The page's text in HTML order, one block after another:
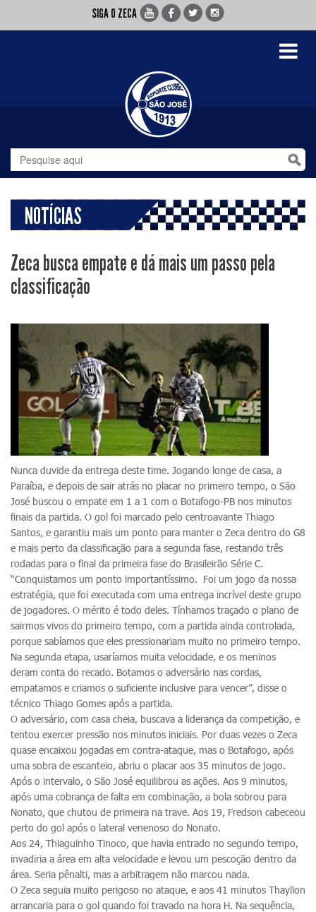
SIGA O ZECA
Toggle
NOTÍCIAS
Zeca busca empate e dá mais um passo pela
classificação
Nunca duvide da entrega deste time. Jogando longe de casa, a
Paraíba, e depois de sair atrás no placar no primeiro tempo, o São
José buscou o empate em 1 a 1 com o Botafogo-PB nos minutos
finais da partida. O gol foi marcado pelo centroavante Thiago
Santos, e garantiu mais um ponto para manter o Zeca dentro do G8
e mais perto da classificação para a segunda fase, restando três
rodadas para o final da primeira fase do Brasileirão Série C.
“Conquistamos um ponto importantíssimo. Foi um jogo da nossa
estratégia, que foi executada com uma entrega incrível deste grupo
de jogadores. O mérito é todo deles. Tínhamos traçado o plano de
sairmos vivos do primeiro tempo, com a partida ainda controlada,
porque sabíamos que eles pressionariam muito no primeiro tempo.
Na segunda etapa, usaríamos muita velocidade, e os meninos
deram conta do recado. Botamos o adversário nas cordas,
empatamos e criamos o suficiente inclusive para vencer”, disse o
técnico Thiago Gomes após a partida.
O adversário, com casa cheia, buscava a liderança da competição, e
tentou exercer pressão nos minutos iniciais. Por duas vezes o Zeca
quase encaixou jogadas em contra-ataque, mas o Botafogo, após
uma sobra de escanteio, abriu o placar aos 35 minutos de jogo.
Após o intervalo, o São José equilibrou as ações. Aos 9 minutos,
após uma cobrança de falta em combinação, a bola sobrou para
Nonato, que chutou de primeira na trave. Aos 19, Fredson cabeceou
perto do gol após o lateral venenoso do Nonato.
Aos 24, Thiaguinho Tinoco, que havia entrado no segundo tempo,
invadiria a área em alta velocidade e levou um pescoção dentro da
área. Seria pênalti, mas a arbitragem não marcou nada.
O Zeca seguia muito perigoso no ataque, e aos 41 minutos Thayllon
arrancaria para o gol quando foi travado na hora H. Na sequência,